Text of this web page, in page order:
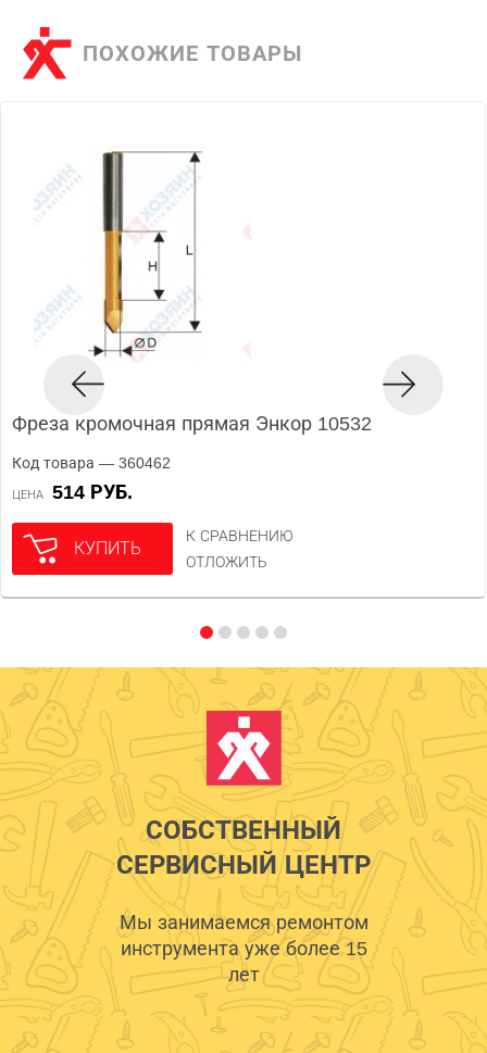
ПОХОЖИЕ ТОВАРЫ
Фреза кромочная прямая Энкор 10532
Код товара — 360462
ЦЕНА 514 РУБ.
КУПИТЬ
К СРАВНЕНИЮ
ОТЛОЖИТЬ
СОБСТВЕННЫЙ
СЕРВИСНЫЙ ЦЕНТР
Мы занимаемся ремонтом
инструмента уже более 15
лет